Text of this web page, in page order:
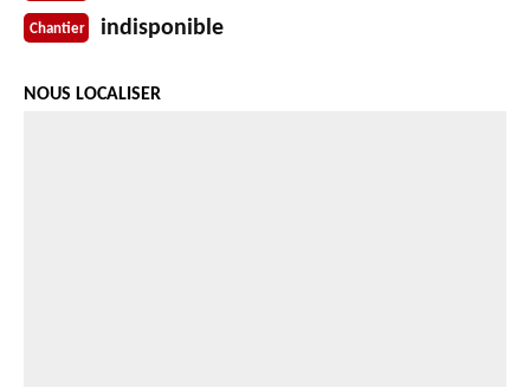
Chantier indisponible
NOUS LOCALISER